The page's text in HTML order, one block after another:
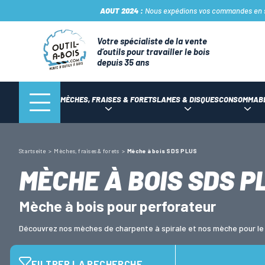
AOUT 2024 : Nous expédions vos commandes
Votre spécialiste de la vente
d’outils pour travailler le bois
depuis 35 ans
MÈCHES, FRAISES & FORETSLAMES & DISQUES
Startseite Mèches, fraises & forets Mèche à bois SDS PLUS
MÈCHE À BOIS SDS
Mèche à bois pour perforateur
Découvrez nos mèches de charpente à spirale et nos mèche pour